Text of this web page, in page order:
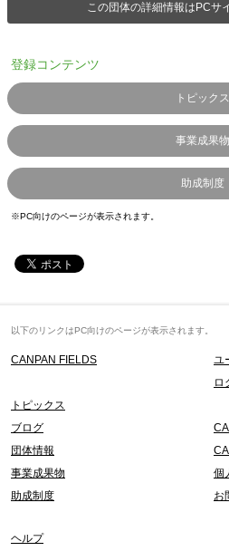
この団体の詳細情報はPCサ
登録コンテンツ
トピックス
事業成果物
助成制度
※PC向けのページが表示されます。
以下のリンクはPC向けのページが表示されます。
CANPAN FIELDS
ユ
ロ
トピックス
ブログ
団体情報
事業成果物
助成制度
個
お
ヘルプ